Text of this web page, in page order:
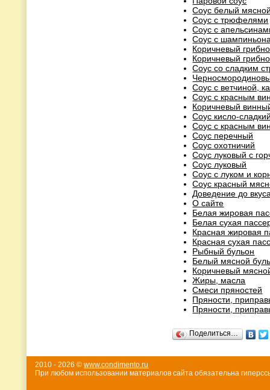
Соус белый
Соус с трюфелями
Соус с
Соус с
Коричневый
Коричневый
Соус со сладким
Соус с ветчиной,
Соус с красным
Коричневый
Соус кисло-
Соус с красным
Соус перечный
Соус охотничий
Соус луковый с
Соус луковый
Соус с луком и
Соус красный
Доведение до
О сайте
Белая жировая
Белая сухая
Красная жировая
Красная сухая
Рыбный бульон
Белый мясной
Коричневый
Жиры, масла
Смеси пряностей
Пряности,
Пряности,
Поделиться…
2010 - 2026 ©www.condimento.ru
При любом использовании материалов сайта обязательна